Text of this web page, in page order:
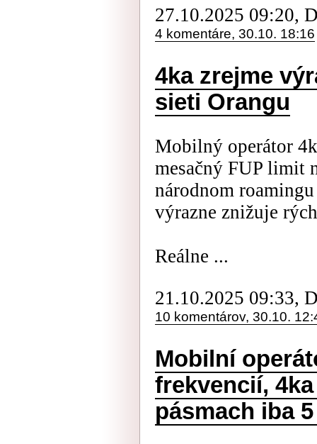
27.10.2025 09:20,
4 komentáre, 30.10. 18:16
4ka zrejme
sieti Orangu
Mobilný operátor
mesačný FUP limit
národnom
výrazne znižuje
Reálne ...
21.10.2025 09:33,
10 komentárov, 30.10.
Mobilní
frekvencií,
pásmach iba